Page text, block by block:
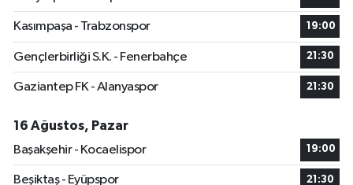
Kasımpaşa - Trabzonspor 19:00
Gençlerbirliği S.K. - Fenerbahçe 21:30
Gaziantep FK - Alanyaspor 21:30
16 Ağustos, Pazar
Başakşehir - Kocaelispor
19:00
Beşiktaş - Eyüpspor 21:30